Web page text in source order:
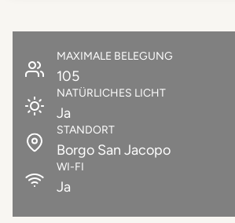
MAXIMALE BELEGUNG
105
NATÜRLICHES LICHT
Ja
STANDORT
Borgo San Jacopo
WI-FI
Ja